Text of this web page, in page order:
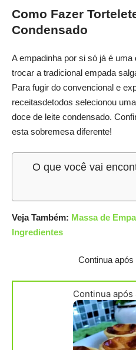
Como Fazer
Condensado
A empadinha por si só já é
trocar a tradicional empada
Para fugir do convencional e
receitasdetodos selecionou uma
doce de leite condensado.
esta sobremesa diferente!
O que você vai
Veja Também: Massa de
Ingredientes
Continua após
Continua